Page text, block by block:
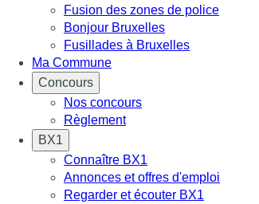
Fusion des zones de police
Bonjour Bruxelles
Fusillades à Bruxelles
Ma Commune
Concours
Nos concours
Règlement
BX1
Connaître BX1
Annonces et offres d'emploi
Regarder et écouter BX1